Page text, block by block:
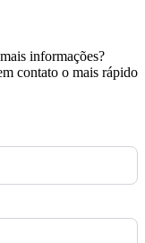
informações?
contato o mais rápido